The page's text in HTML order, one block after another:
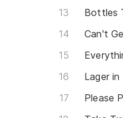
Bottles
Can't
Lager
Please